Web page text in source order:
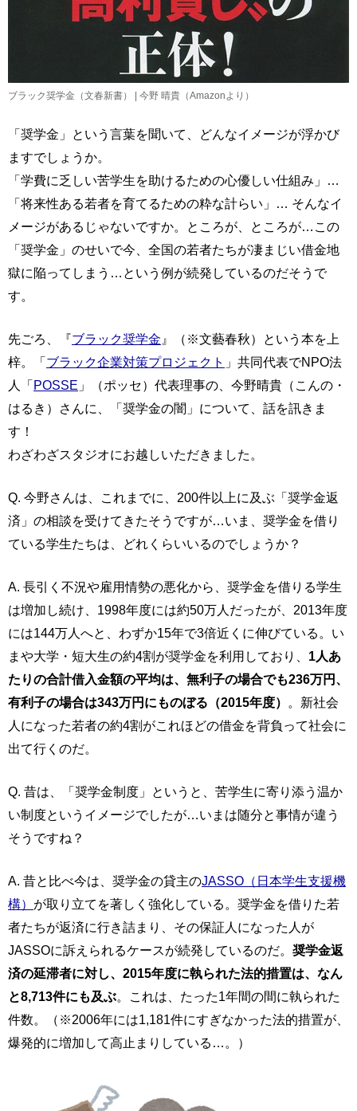
ブラック奨学金（文春新書） | 今野 晴貴（Amazonより）
「奨学金」という言葉を聞いて、どんなイメージが浮かび
ますでしょうか。
「学費に乏しい苦学生を助けるための心優しい仕組み」…
「将来性ある若者を育てるための粋な計らい」… そんなイ
メージがあるじゃないですか。ところが、ところが…この
「奨学金」のせいで今、全国の若者たちが凄まじい借金地
獄に陥ってしまう…という例が続発しているのだそうで
す。
先ごろ、『ブラック奨学金 』（※文藝春秋）という本を上
梓。「ブラック企業対策プロジェクト 」共同代表でNPO法
人「POSSE 」（ポッセ）代表理事の、今野晴貴（こんの・
はるき）さんに、「奨学金の闇」について、話を訊きま
す！
わざわざスタジオにお越しいただきました。
Q. 今野さんは、これまでに、200件以上に及ぶ「奨学金返
済」の相談を受けてきたそうですが…いま、奨学金を借り
ている学生たちは、どれくらいいるのでしょうか？
A. 長引く不況や雇用情勢の悪化から、奨学金を借りる学生
は増加し続け、1998年度には約50万人だったが、2013年度
には144万人へと、わずか15年で3倍近くに伸びている。い
まや大学・短大生の約4割が奨学金を利用しており、 1人あ
たりの合計借入金額の平均は、無利子の場合でも236万円、
有利子の場合は343万円にものぼる（2015年度）
。新社会
人になった若者の約4割がこれほどの借金を背負って社会に
出て行くのだ。
Q. 昔は、「奨学金制度」というと、苦学生に寄り添う温か
い制度というイメージでしたが…いまは随分と事情が違う
そうですね？
A. 昔と比べ今は、奨学金の貸主のJASSO（日本学生支援機
構） が取り立てを著しく強化している。奨学金を借りた若
者たちが返済に行き詰まり、その保証人になった人が
JASSOに訴えられるケースが続発しているのだ。 奨学金返
済の延滞者に対し、2015年度に執られた法的措置は、なん
と8,713件にも及ぶ 。これは、たった1年間の間に執られた
件数。（※2006年には1,181件にすぎなかった法的措置が、
爆発的に増加して高止まりしている…。）